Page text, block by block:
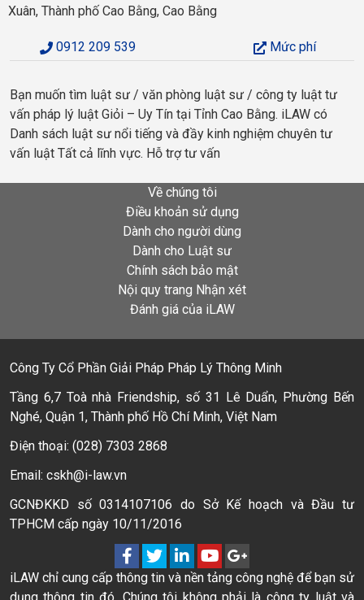
Xuân, Thành phố Cao Bằng, Cao Bằng
0912 209 539 Mức phí
Bạn muốn tìm luật sư / văn phòng luật sư / công ty luật tư
vấn pháp lý luật Giỏi – Uy Tín tại Tỉnh Cao Bằng. iLAW có
Danh sách luật sư nổi tiếng và đầy kinh nghiệm chuyên tư
vấn luật Tất cả lĩnh vực. Hỗ trợ tư vấn
Về chúng tôi
Điều khoản sử dụng
Dành cho người dùng
Dành cho Luật sư
Chính sách bảo mật
Nội quy trang Nhận xét
Đánh giá của iLAW
Công Ty Cổ Phần Giải Pháp Pháp Lý Thông Minh
Tầng 6,7 Toà nhà Friendship, số 31 Lê Duẩn, Phường Bến
Nghé, Quận 1, Thành phố Hồ Chí Minh, Việt Nam
Điện thoại: (028) 7303 2868
Email: cskh@i-law.vn
GCNĐKKD số 0314107106 do Sở Kế hoạch và Đầu tư
TPHCM cấp ngày 10/11/2016
iLAW chỉ cung cấp thông tin và nền tảng công nghệ để bạn sử